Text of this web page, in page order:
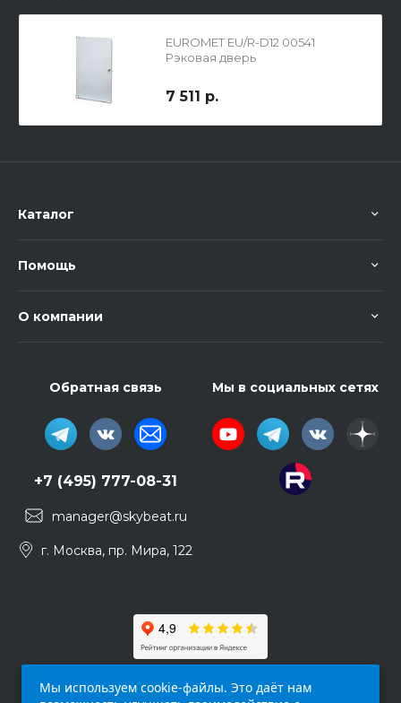
EUROMET EU/R-D12 00541
Рэковая дверь
7 511 р.
Каталог
Помощь
О компании
Обратная связь
+7 (495) 777-08-31
manager@skybeat.ru
г. Москва, пр. Мира, 122
Мы в социальных сетях
Мы используем cookie-файлы. Это даёт нам